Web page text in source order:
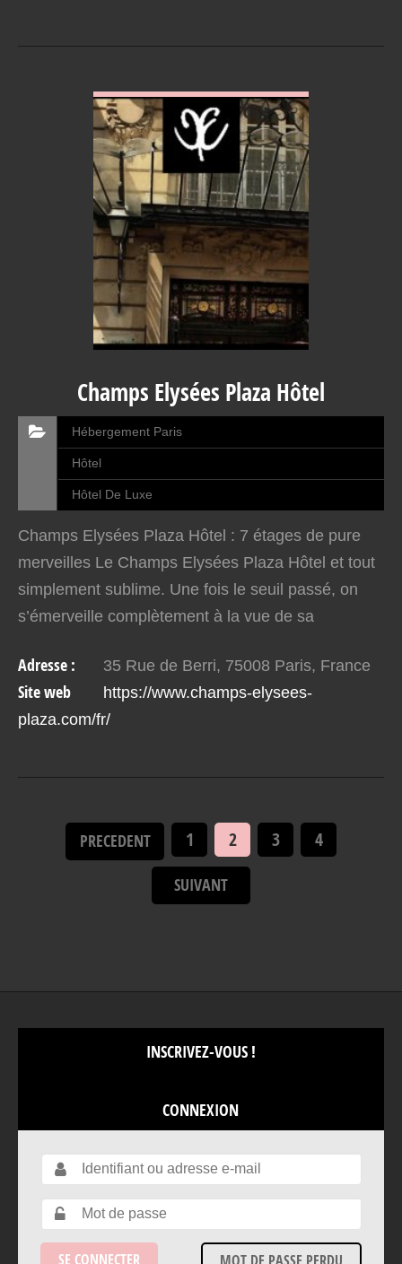
Champs Elysées Plaza Hôtel
Hébergement Paris
Hôtel
Hôtel De Luxe
Champs Elysées Plaza Hôtel : 7 étages de pure
merveilles Le Champs Elysées Plaza Hôtel et tout
simplement sublime. Une fois le seuil passé, on
s’émerveille complètement à la vue de sa
l’hôtel mérite…
Adresse : 35 Rue de Berri, 75008 Paris, France
Site web
https://www.champs-elysees-
plaza.com/fr/
PRECEDENT 1 2 3 4
SUIVANT
INSCRIVEZ-VOUS !
CONNEXION